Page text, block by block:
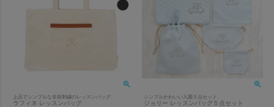
上品でシンプルな名前刺繍のレッスンバッグ
ラフィネ レッスンバッグ
シンプルかわいい入園５点セット
ジョリー レッスンバッグ５点セット